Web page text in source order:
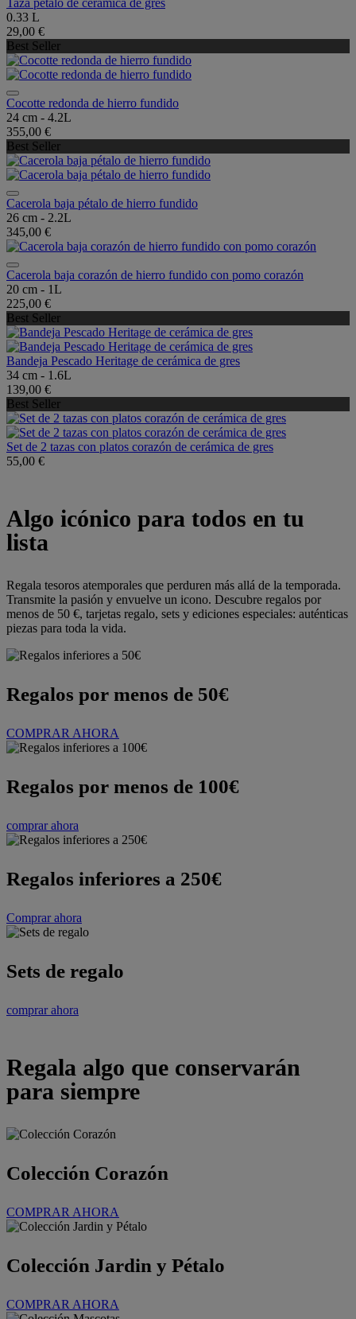
Taza pétalo de cerámica de gres
0.33 L
29,00 €
Best Seller
Cocotte redonda de hierro fundido
24 cm - 4.2L
355,00 €
Best Seller
Cacerola baja pétalo de hierro fundido
26 cm - 2.2L
345,00 €
Cacerola baja corazón de hierro fundido con pomo corazón
20 cm - 1L
225,00 €
Best Seller
Bandeja Pescado Heritage de cerámica de gres
34 cm - 1.6L
139,00 €
Best Seller
Set de 2 tazas con platos corazón de cerámica de gres
55,00 €
Algo icónico para todos en tu
lista
Regala tesoros atemporales que perduren más allá de la temporada.
Transmite la pasión y envuelve un icono. Descubre regalos por
menos de 50 €, tarjetas regalo, sets y ediciones especiales: auténticas
piezas para toda la vida.
Regalos por menos de 50€
COMPRAR AHORA
Regalos por menos de 100€
comprar ahora
Regalos inferiores a 250€
Comprar ahora
Sets de regalo
comprar ahora
Regala algo que conservarán
para siempre
Colección Corazón
COMPRAR AHORA
Colección Jardin y Pétalo
COMPRAR AHORA